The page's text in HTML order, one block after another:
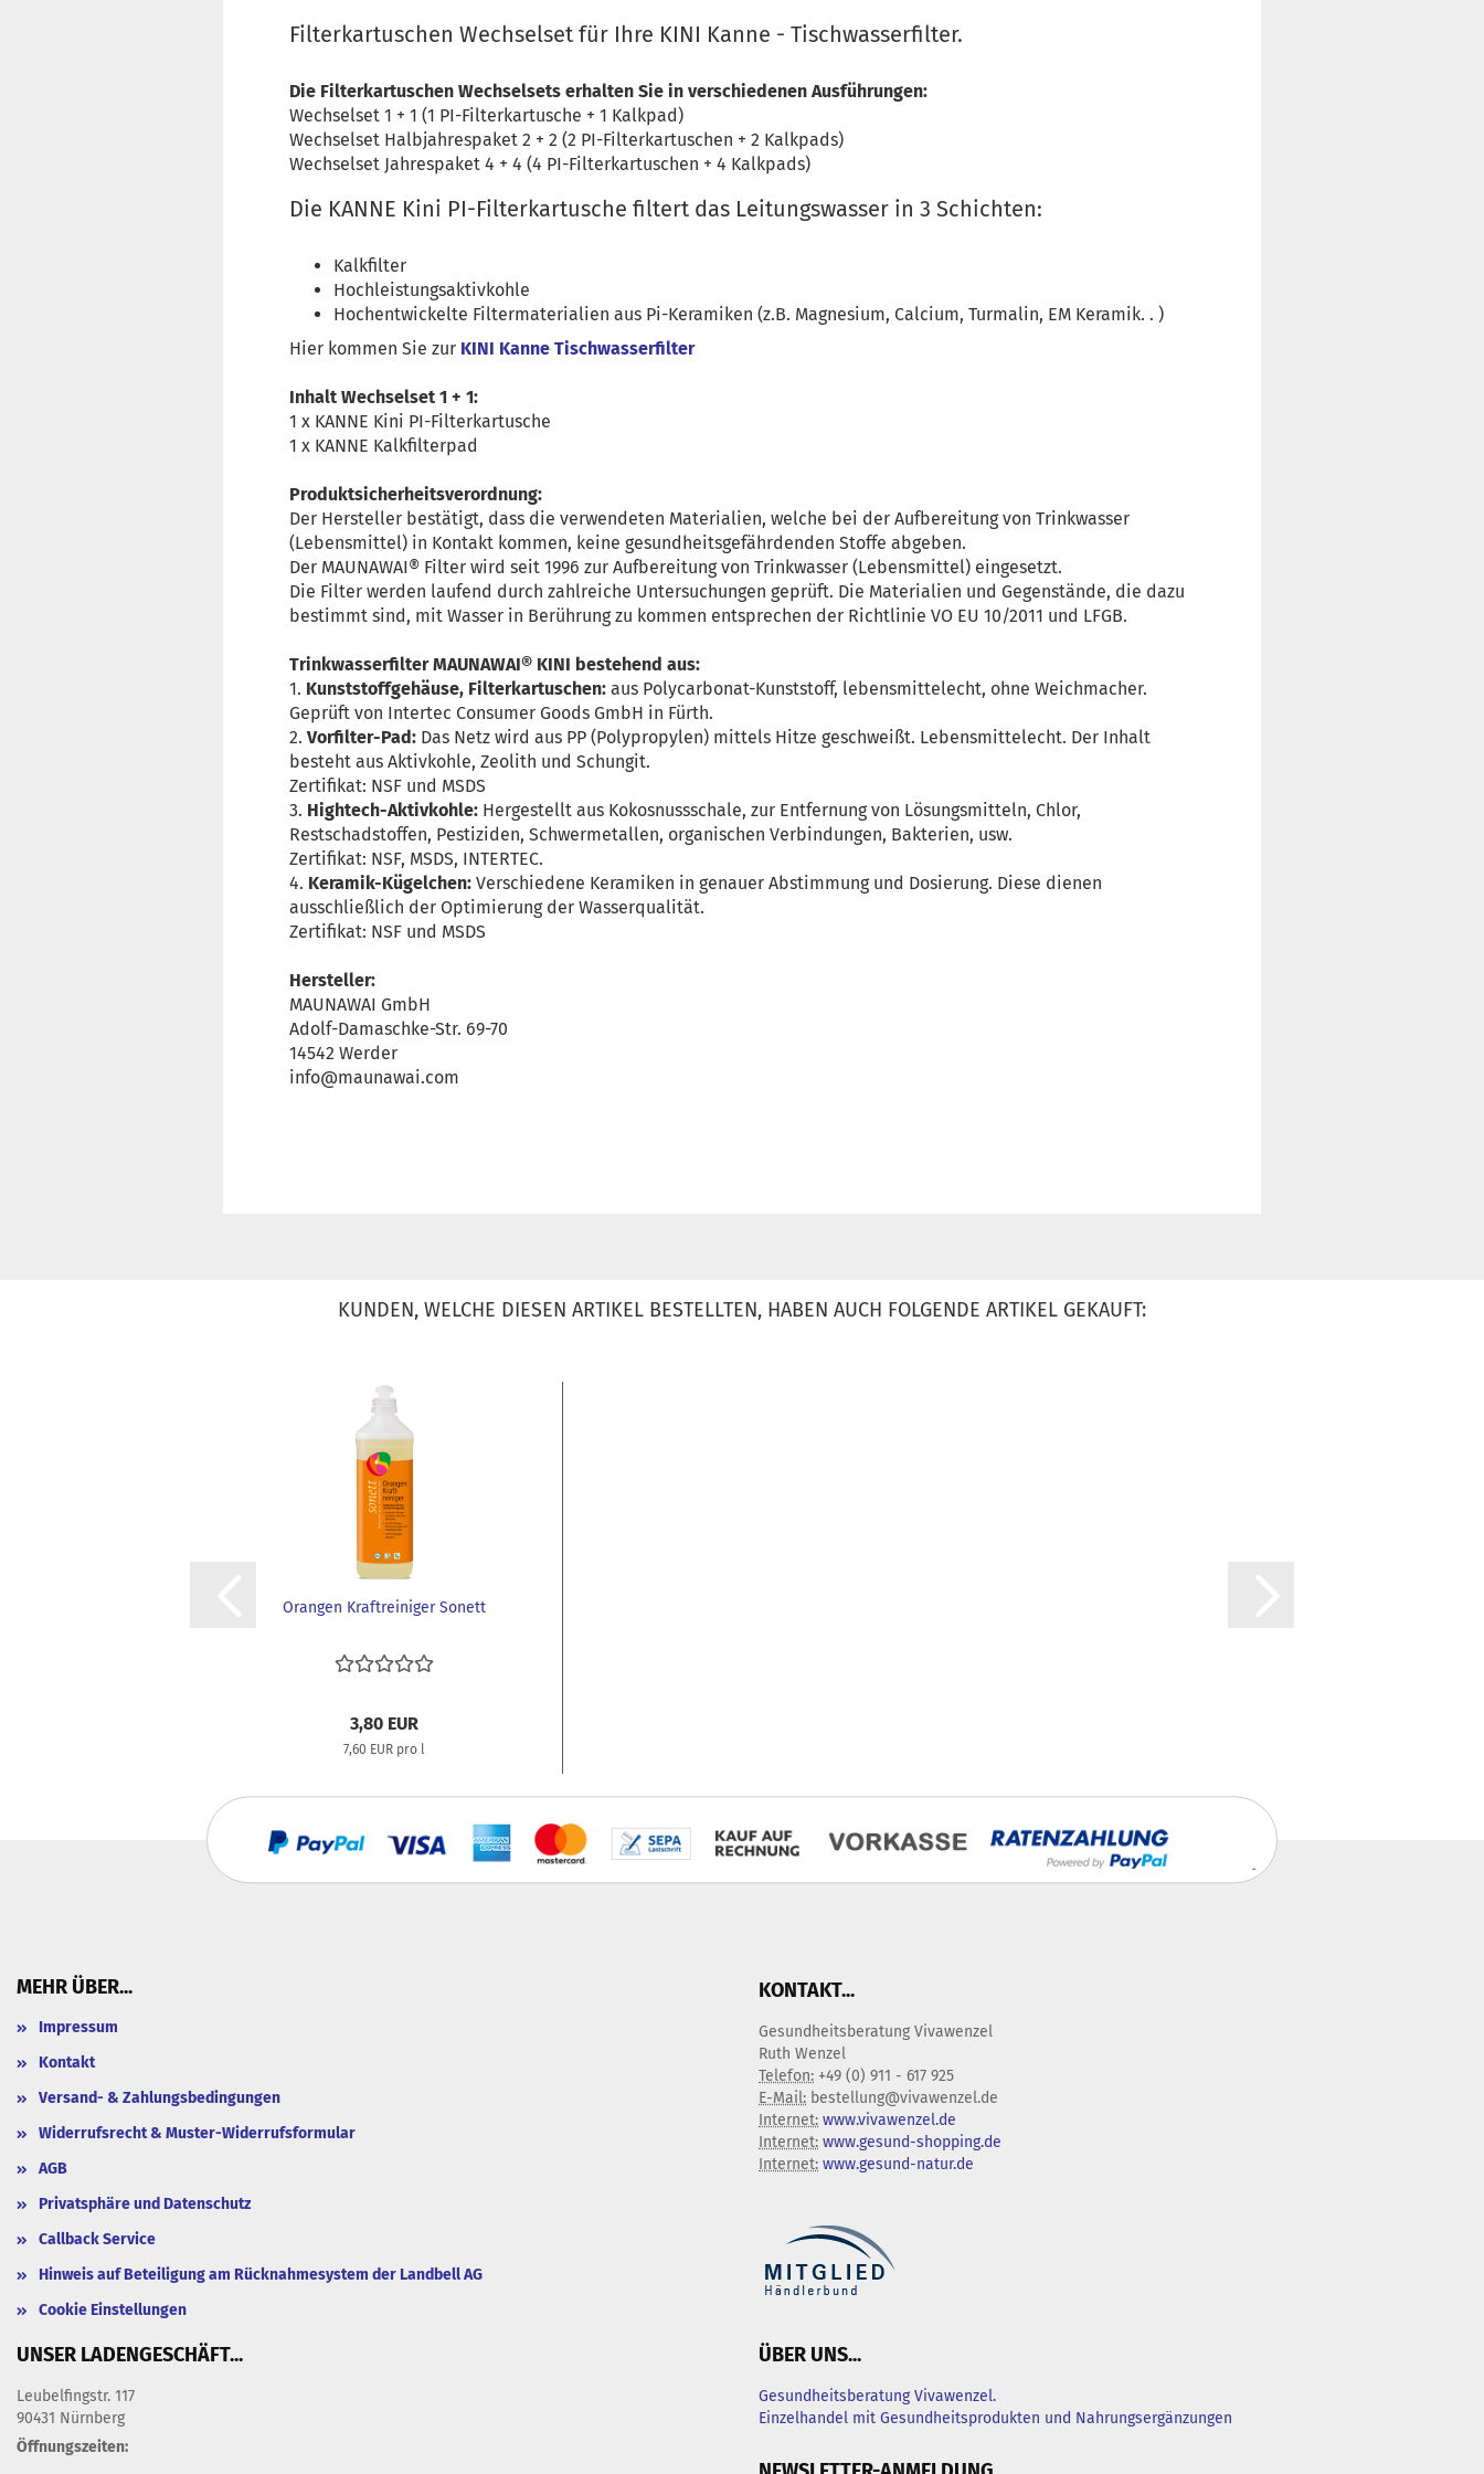
Filterkartuschen Wechselset für Ihre KINI Kanne - Tischwasserfilter.
Die Filterkartuschen Wechselsets erhalten Sie in verschiedenen Ausführungen:
Wechselset 1 + 1 (1 PI-Filterkartusche + 1 Kalkpad)
Wechselset Halbjahrespaket 2 + 2 (2 PI-Filterkartuschen + 2 Kalkpads)
Wechselset Jahrespaket 4 + 4 (4 PI-Filterkartuschen + 4 Kalkpads)
Die KANNE Kini PI-Filterkartusche filtert das Leitungswasser in 3 Schichten:
Kalkfilter
Hochleistungsaktivkohle
Hochentwickelte Filtermaterialien aus Pi-Keramiken (z.B. Magnesium, Calcium, Turmalin, EM Keramik. . )
Hier kommen Sie zur KINI Kanne Tischwasserfilter
Inhalt Wechselset 1 + 1:
1 x KANNE Kini PI-Filterkartusche
1 x KANNE Kalkfilterpad
Produktsicherheitsverordnung:
Der Hersteller bestätigt, dass die verwendeten Materialien, welche bei der Aufbereitung von Trinkwasser
(Lebensmittel) in Kontakt kommen, keine gesundheitsgefährdenden Stoffe abgeben.
Der MAUNAWAI® Filter wird seit 1996 zur Aufbereitung von Trinkwasser (Lebensmittel) eingesetzt.
Die Filter werden laufend durch zahlreiche Untersuchungen geprüft. Die Materialien und Gegenstände, die dazu
bestimmt sind, mit Wasser in Berührung zu kommen entsprechen der Richtlinie VO EU 10/2011 und LFGB.
Trinkwasserfilter MAUNAWAI® KINI bestehend aus:
1. Kunststoffgehäuse, Filterkartuschen: aus Polycarbonat-Kunststoff, lebensmittelecht, ohne Weichmacher.
Geprüft von Intertec Consumer Goods GmbH in Fürth.
2. Vorfilter-Pad: Das Netz wird aus PP (Polypropylen) mittels Hitze geschweißt. Lebensmittelecht. Der Inhalt
besteht aus Aktivkohle, Zeolith und Schungit.
Zertifikat: NSF und MSDS
3. Hightech-Aktivkohle: Hergestellt aus Kokosnussschale, zur Entfernung von Lösungsmitteln, Chlor,
Restschadstoffen, Pestiziden, Schwermetallen, organischen Verbindungen, Bakterien, usw.
Zertifikat: NSF, MSDS, INTERTEC.
4. Keramik-Kügelchen: Verschiedene Keramiken in genauer Abstimmung und Dosierung. Diese dienen
ausschließlich der Optimierung der Wasserqualität.
Zertifikat: NSF und MSDS
Hersteller:
MAUNAWAI GmbH
Adolf-Damaschke-Str. 69-70
14542 Werder
info@maunawai.com
KUNDEN, WELCHE DIESEN ARTIKEL BESTELLTEN, HABEN AUCH FOLGENDE ARTIKEL GEKAUFT:
Orangen Kraftreiniger Sonett
3,80 EUR
7,60 EUR pro l
MEHR ÜBER...
Impressum
Kontakt
Versand- & Zahlungsbedingungen
Widerrufsrecht & Muster-Widerrufsformular
AGB
Privatsphäre und Datenschutz
Callback Service
Hinweis auf Beteiligung am Rücknahmesystem der Landbell AG
Cookie Einstellungen
KONTAKT...
Gesundheitsberatung Vivawenzel
Ruth Wenzel
Telefon: +49 (0) 911 - 617 925
E-Mail: bestellung@vivawenzel.de
Internet: www.vivawenzel.de
Internet: www.gesund-shopping.de
Internet: www.gesund-natur.de
UNSER LADENGESCHÄFT...
Leubelfingstr. 117
90431 Nürnberg
Öffnungszeiten:
ÜBER UNS...
Gesundheitsberatung Vivawenzel.
Einzelhandel mit Gesundheitsprodukten und Nahrungsergänzungen